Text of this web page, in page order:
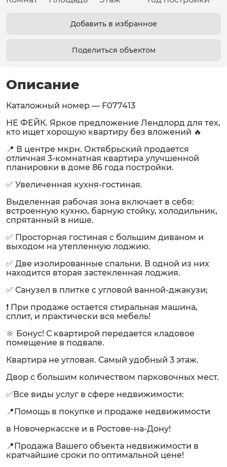
Добавить в избранное
Поделиться объектом
Описание
Каталожный номер — F077413
НЕ ФЕЙК. Яркое предложение Лендлорд для тех,
кто ищет хорошую квартиру без вложений 🔥
📍 В центре мкрн. Октябрьский продается
отличная 3-комнатная квартира улучшенной
планировки в доме 86 года постройки.
✅ Увеличенная кухня-гостиная.
Выделенная рабочая зона включает в себя:
встроенную кухню, барную стойку, холодильник,
спрятанный в нише.
✅ Просторная гостиная с большим диваном и
выходом на утепленную лоджию.
✅ Две изолированные спальни. В одной из них
находится вторая застекленная лоджия.
✅ Санузел в плитке с угловой ванной-джакузи;
❗️ При продаже остается стиральная машина,
сплит, и практически вся мебель!
🔆 Бонус! С квартирой передается кладовое
помещение в подвале.
Квартира не угловая. Самый удобный 3 этаж.
Двор с большим количеством парковочных мест.
✅Все виды услуг в сфере недвижимости:
📍Помощь в покупке и продаже недвижимости
в Новочеркасске и в Ростове-на-Дону!
📍Продажа Вашего объекта недвижимости в
кратчайшие сроки по оптимальной цене!